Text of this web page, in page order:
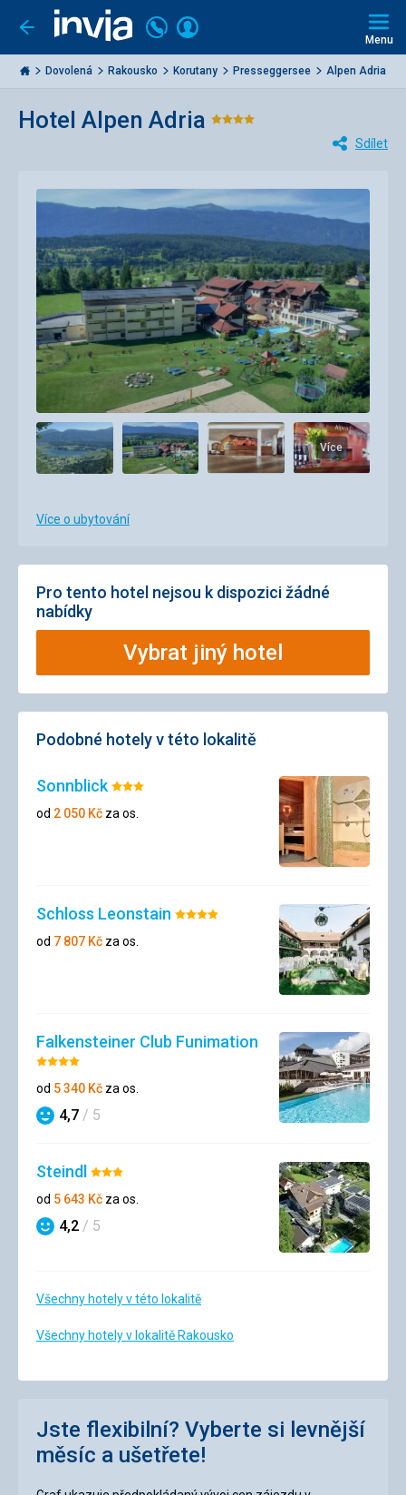
Jít
zpět
Invia.cz
Volejte
226
000
284
Přihlásit
Menu
Dovolená Rakousko Korutany Presseggersee Alpen Adria
Hotel Alpen Adria Hodnocení:
Sdílet
Více
Více o ubytování
Pro tento hotel nejsou k dispozici žádné
nabídky
Vybrat jiný hotel
Podobné hotely v této lokalitě
SonnblickHodnocení:
3/5
od 2 050 Kč za os.
Schloss Leonstain Hodnocení:
od 7 807 Kč za os.
Falkensteiner Club Funimation
Hodnocení:
4/5
od 5 340 Kč za os.
Hodnocení
4,7 / 5
SteindlHodnocení:
3/5
od 5 643 Kč za os.
Hodnocení
4,2 / 5
Všechny hotely v této lokalitě
Všechny hotely v lokalitě Rakousko
Jste flexibilní? Vyberte si levnější
měsíc a ušetřete!